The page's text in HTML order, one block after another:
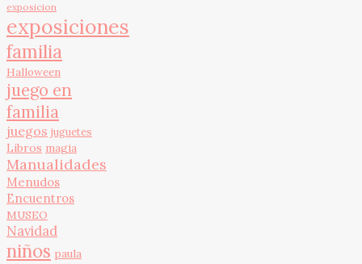
exposicion
exposiciones
familia
Halloween
juego en
familia
juegos juguetes
Libros magia
Manualidades
Menudos
Encuentros
MUSEO
Navidad
niños paula